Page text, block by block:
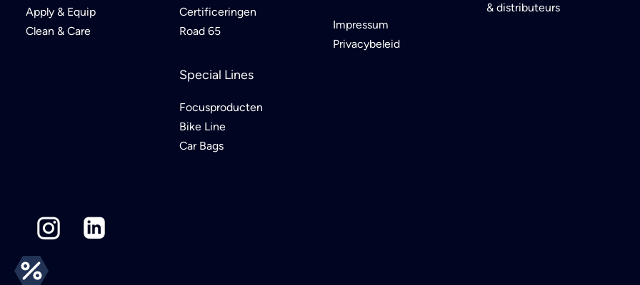
Apply & Equip
Clean & Care
Certificeringen
Road 65
Special Lines
Focusproducten
Bike Line
Car Bags
Impressum
Privacybeleid
& distributeurs